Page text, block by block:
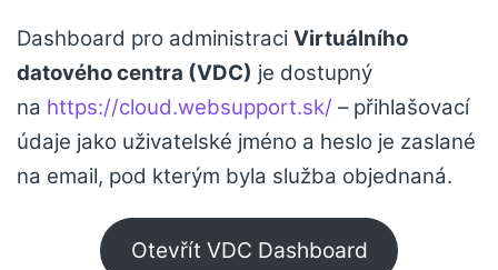
Dashboard pro administraci Virtuálního
datového centra (VDC) je dostupný
na https://cloud.websupport.sk/ – přihlašovací
údaje jako uživatelské jméno a heslo je zaslané
na email, pod kterým byla služba objednaná.
Otevřít VDC Dashboard